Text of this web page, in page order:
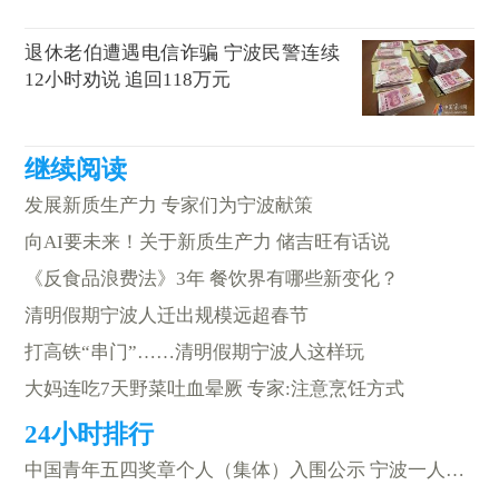
退休老伯遭遇电信诈骗 宁波民警连续
12小时劝说 追回118万元
发展新质生产力 专家们为宁波献策
向AI要未来！关于新质生产力 储吉旺有话说
《反食品浪费法》3年 餐饮界有哪些新变化？
清明假期宁波人迁出规模远超春节
打高铁“串门”……清明假期宁波人这样玩
大妈连吃7天野菜吐血晕厥 专家:注意烹饪方式
中国青年五四奖章个人（集体）入围公示 宁波一人上榜